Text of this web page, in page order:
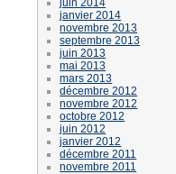
janvier 2014
novembre 2013
septembre 2013
juin 2013
mai 2013
mars 2013
décembre 2012
novembre 2012
octobre 2012
juin 2012
janvier 2012
décembre 2011
novembre 2011